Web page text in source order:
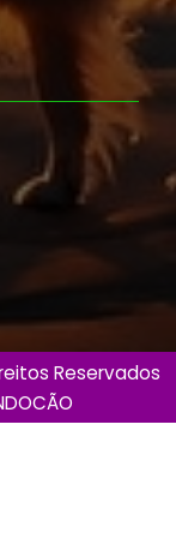
Reservados